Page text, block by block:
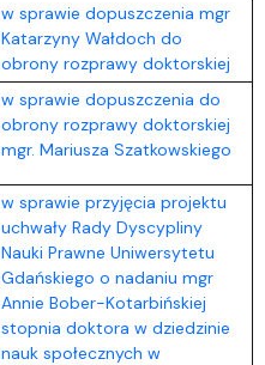
w sprawie dopuszczenia mgr
Katarzyny Wałdoch do
obrony rozprawy doktorskiej
w sprawie dopuszczenia do
obrony rozprawy doktorskiej
mgr. Mariusza Szatkowskiego
w sprawie przyjęcia projektu
uchwały Rady Dyscypliny
Nauki Prawne Uniwersytetu
Gdańskiego o nadaniu mgr
Annie Bober-Kotarbińskiej
stopnia doktora w dziedzinie
nauk społecznych w